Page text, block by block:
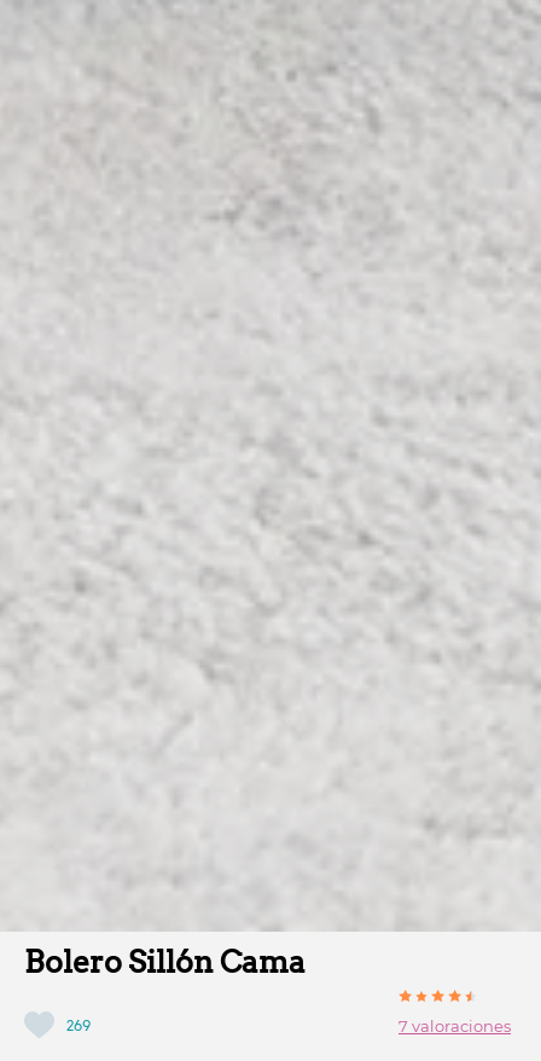
Bolero Sillón Cama
269 7 valoraciones